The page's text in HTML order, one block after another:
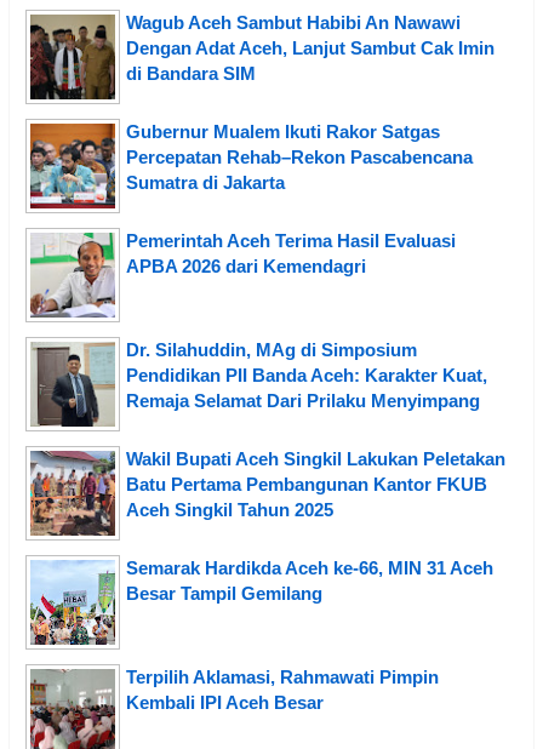
Wagub Aceh Sambut Habibi An Nawawi
Dengan Adat Aceh, Lanjut Sambut Cak Imin
di Bandara SIM
Gubernur Mualem Ikuti Rakor Satgas
Percepatan Rehab–Rekon Pascabencana
Sumatra di Jakarta
Pemerintah Aceh Terima Hasil Evaluasi
APBA 2026 dari Kemendagri
Dr. Silahuddin, MAg di Simposium
Pendidikan PII Banda Aceh: Karakter Kuat,
Remaja Selamat Dari Prilaku Menyimpang
Wakil Bupati Aceh Singkil Lakukan Peletakan
Batu Pertama Pembangunan Kantor FKUB
Aceh Singkil Tahun 2025
Semarak Hardikda Aceh ke-66, MIN 31 Aceh
Besar Tampil Gemilang
Terpilih Aklamasi, Rahmawati Pimpin
Kembali IPI Aceh Besar